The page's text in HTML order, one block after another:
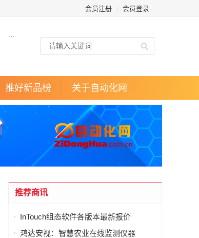
会员注册 会员登录
推好新品榜 关于自动化网
推荐商讯
InTouch组态软件各版本最新报价
鸿达安视：智慧农业在线监测仪器